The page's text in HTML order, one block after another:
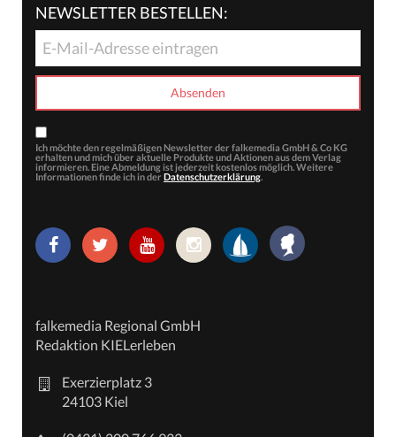
NEWSLETTER BESTELLEN:
Ich möchte den regelmäßigen Newsletter der falkemedia GmbH & Co KG
erhalten und mich über aktuelle Produkte und Aktionen aus dem Verlag
informieren. Eine Abmeldung ist jederzeit kostenlos möglich. Weitere
Informationen finde ich in der Datenschutzerklärung.
falkemedia Regional GmbH
Redaktion KIELerleben
Exerzierplatz 3
24103 Kiel